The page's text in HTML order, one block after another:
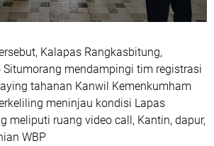
Kalapas Rangkasbitung,
Situmorang mendampingi tim registrasi
tahanan Kanwil Kemenkumham
meninjau kondisi Lapas
meliputi ruang video call, Kantin, dapur,
WBP